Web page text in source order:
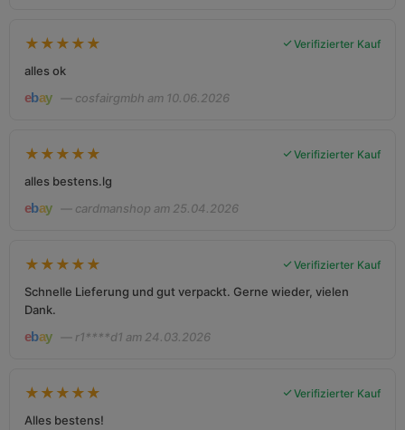
★ ★ ★ ★ ★ Verifizierter Kauf
alles ok
— cosfairgmbh am 10.06.2026
★ ★ ★ ★ ★ Verifizierter Kauf
alles bestens.lg
— cardmanshop am 25.04.2026
★ ★ ★ ★ ★ Verifizierter Kauf
Schnelle Lieferung und gut verpackt. Gerne wieder, vielen
Dank.
— r1****d1 am 24.03.2026
★ ★ ★ ★ ★ Verifizierter Kauf
Alles bestens!